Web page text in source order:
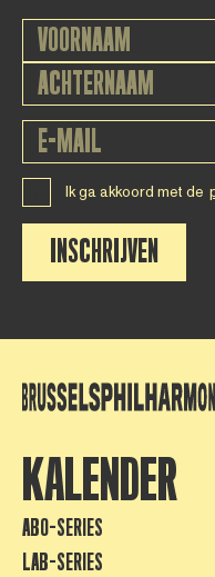
Ik ga akkoord met de
INSCHRIJVEN
KALENDER
ABO-SERIES
LAB-SERIES